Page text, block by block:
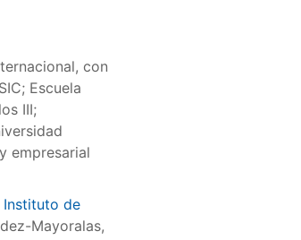
con
Escuela
III;
empresarial
Instituto de
Mayoralas,